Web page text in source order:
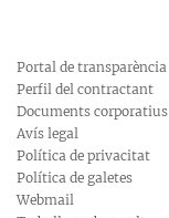
Portal de transparència
Perfil del contractant
Documents corporatius
Avís legal
Política de privacitat
Política de galetes
Webmail